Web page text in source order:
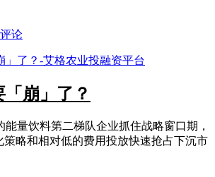
评论
崩」了？
能量饮料第二梯队企业抓住战略窗口期，
策略和相对低的费用投放快速抢占下沉市